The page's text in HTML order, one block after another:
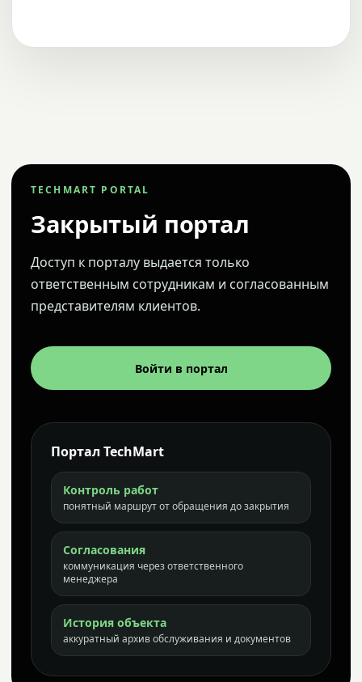
TECHMART PORTAL
Закрытый портал
Доступ к порталу выдается только
ответственным сотрудникам и согласованным
представителям клиентов.
Войти в портал
Портал TechMart
Контроль работ
понятный маршрут от обращения до закрытия
Согласования
коммуникация через ответственного
менеджера
История объекта
аккуратный архив обслуживания и документов